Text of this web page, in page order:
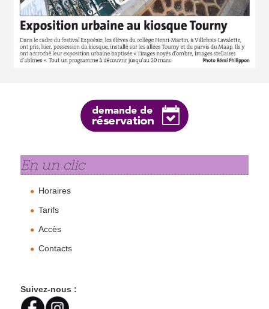
En un clic
Horaires
Tarifs
Accès
Contacts
Suivez-nous :